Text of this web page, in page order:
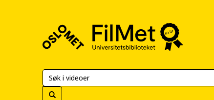
Universitetsbiblioteket